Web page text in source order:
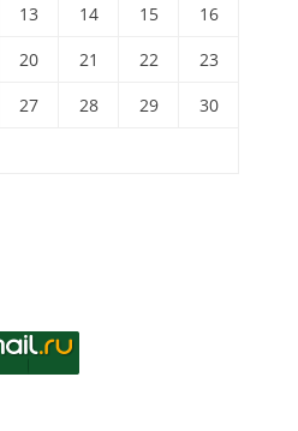
13 14 15
16
20 21 22
23
27 28 29
30